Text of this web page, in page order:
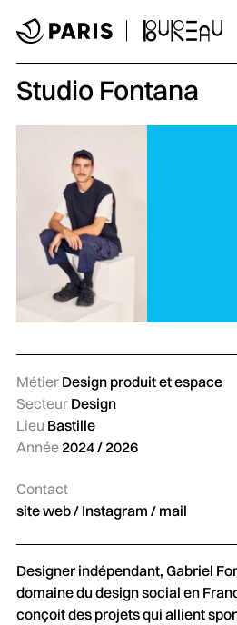
Studio Fontana
Métier Design produit et espace
Secteur Design
Lieu Bastille
Année 2024 / 2026
Contact
site web/ Instagram / mail
Designer indépendant, Gabriel
domaine du design social en
conçoit des projets qui allient